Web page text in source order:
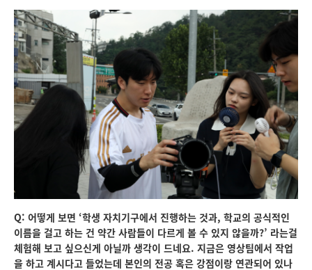
Q: 어떻게 보면 ‘학생 자치기구에서 진행하는 것과, 학교의 공식적인
이름을 걸고 하는 건 약간 사람들이 다르게 볼 수 있지 않을까?’ 라는걸
체험해 보고 싶으신게 아닐까 생각이 드네요. 지금은 영상팀에서 작업
을 하고 계시다고 들었는데 본인의 전공 혹은 강점이랑 연관되어 있나